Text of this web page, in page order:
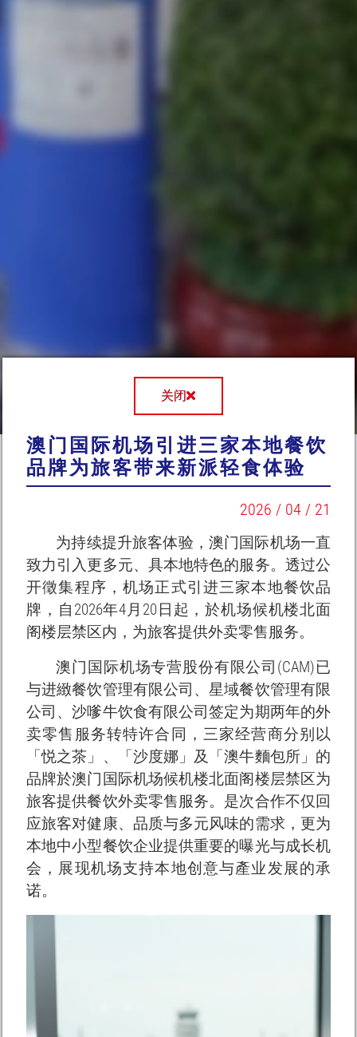
关闭
澳门国际机场引进三家本地餐饮
品牌为旅客带来新派轻食体验
2026 / 04 / 21
为持续提升旅客体验，澳门国际机场一直
致力引入更多元、具本地特色的服务。透过公
开徵集程序，机场正式引进三家本地餐饮品
牌，自2026年4月20日起，於机场候机楼北面
阁楼层禁区内，为旅客提供外卖零售服务。
澳门国际机场专营股份有限公司(CAM)已
与进緻餐饮管理有限公司、星域餐饮管理有限
公司、沙嗲牛饮食有限公司签定为期两年的外
卖零售服务转特许合同，三家经营商分别以
「悦之茶」、「沙度娜」及「澳牛麵包所」的
品牌於澳门国际机场候机楼北面阁楼层禁区为
旅客提供餐饮外卖零售服务。是次合作不仅回
应旅客对健康、品质与多元风味的需求，更为
本地中小型餐饮企业提供重要的曝光与成长机
会，展现机场支持本地创意与產业发展的承
诺。